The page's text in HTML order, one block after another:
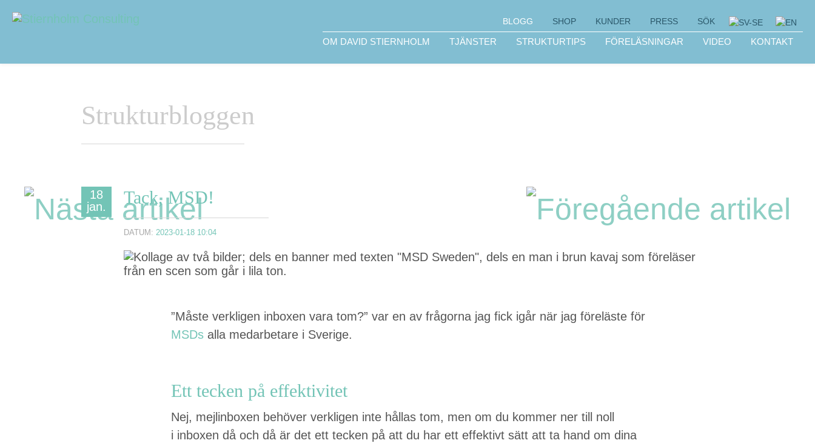
Sidhuvud
OM DAVID STIERNHOLM TJÄNSTER STRUKTURTIPS FÖRELÄSNINGAR VIDEO KONTAKT
BLOGG SHOP KUNDER PRESS SÖK
Strukturbloggen
18
jan.
Tack, MSD!
DATUM:2023-01-18 10:04
”Måste verk­li­gen inbox­en vara tom?” var en av frå­gor­na jag fick igår när jag föreläste för
MSDs alla medar­betare i Sverige.
Ett teck­en på effektivitet
Nej, mejlin­box­en behöver verk­li­gen inte hål­las tom, men om du kom­mer ner till noll
i inbox­en då och då är det ett teck­en på att du har ett effek­tivt sätt att ta hand om dina